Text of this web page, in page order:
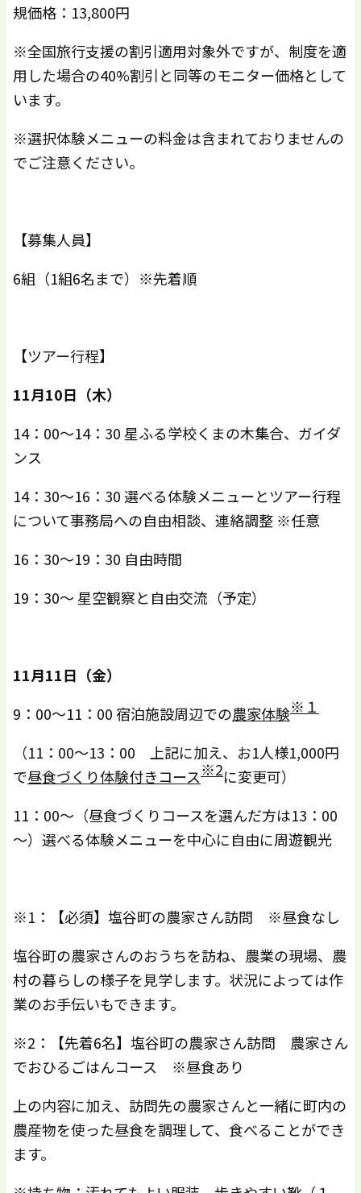
規価格：13,800円
※全国旅行支援の割引適用対象外ですが、制度を適
用した場合の40%割引と同等のモニター価格として
います。
※選択体験メニューの料金は含まれておりませんの
でご注意ください。
【募集人員】
6組（1組6名まで）※先着順
【ツアー行程】
11月10日（木）
14：00～14：30 星ふる学校くまの木集合、ガイダ
ンス
14：30～16：30 選べる体験メニューとツアー行程
について事務局への自由相談、連絡調整 ※任意
16：30～19：30 自由時間
19：30～ 星空観察と自由交流（予定）
11月11日（金）
9：00～11：00 宿泊施設周辺での農家体験※１
（11：00～13：00 上記に加え、お1人様1,000円
で昼食づくり体験付きコース※2に変更可）
11：00～（昼食づくりコースを選んだ方は13：00
～）選べる体験メニューを中心に自由に周遊観光
※1：【必須】塩谷町の農家さん訪問 ※昼食なし
塩谷町の農家さんのおうちを訪ね、農業の現場、農
村の暮らしの様子を見学します。状況によっては作
業のお手伝いもできます。
※2：【先着6名】塩谷町の農家さん訪問 農家さん
でおひるごはんコース ※昼食あり
上の内容に加え、訪問先の農家さんと一緒に町内の
農産物を使った昼食を調理して、食べることができ
ます。